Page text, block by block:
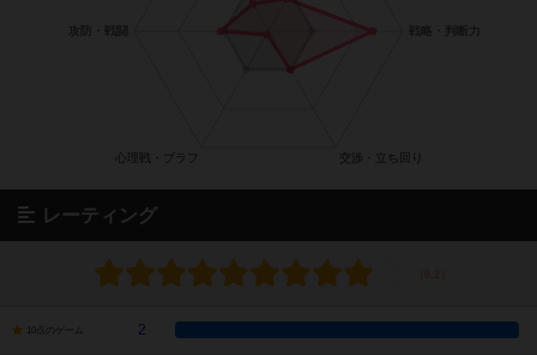
レーティング
10点のゲーム 2